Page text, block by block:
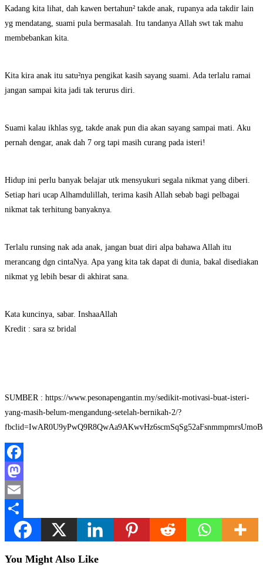
Kadang kita lihat, dah kawen bertahun² takde anak, rupanya ada takdir lain
yg mendatang, suami pula bermasalah. Itu tandanya Allah swt tak mahu
membebankan kita.
Kita kira anak itu satu²nya pengikat kasih sayang suami. Ada terlalu ramai
jangan sampai kita jadi tak terurus diri.
Suami kalau ikhlas syg, takde anak pun dia akan sayang sampai mati. Aku
pernah dengar, anak dah 7 org tapi masih curang pada isteri!
Hidup ini perlu banyak belajar utk mensyukuri segala nikmat yang diberi.
Setiap hari ucap Alhamdulillah, terima kasih Allah sebab bagi pelbagai
nikmat tak terhitung banyaknya.
Terlalu runsing nak ada anak, jangan buat diri alpa bahawa Allah itu
merancang dgn cintaNya. Apa yang kita tak dapat di dunia, bakal disediakan
nikmat yg lebih besar di akhirat sana.
Kata kuncinya, sabar. InshaaAllah
Kredit : sara sz bridal
SUMBER : https://www.pesonapengantin.my/sedikit-motivasi-buat-isteri-
yang-masih-belum-mengandung-setelah-bernikah-2/?
Facebook
Mastodon
Email
Share
You Might Also Like